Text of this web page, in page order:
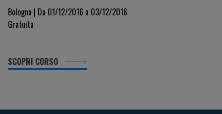
pathophysiology
Bologna | Da 01/12/2016 a 03/12/2016
Gratuita
SCOPRI CORSO